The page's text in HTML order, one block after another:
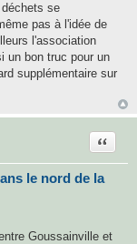
se
pas à l'idée de
l'association
un bon truc pour un
supplémentaire sur
le nord de la
Goussainville et